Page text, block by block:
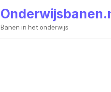
Banen in het onderwijs